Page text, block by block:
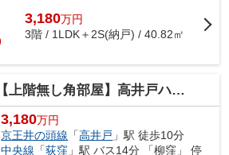
3,180万円
3階 / 1LDK＋2S(納戸) / 40.82㎡
【上階無し角部屋】高井戸ハウス
3,180万円
京王井の頭線 「高井戸 」駅 徒歩10分
中央線 「荻窪 」駅 バス14分 「柳窪」 停